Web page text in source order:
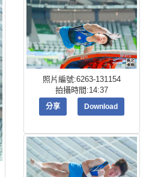
照片編號:6263-131154
拍攝時間:14:37
分享 Download